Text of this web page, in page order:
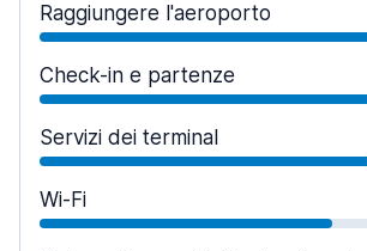
Raggiungere l'aeroporto
Check-in e partenze
Servizi dei terminal
Wi-Fi